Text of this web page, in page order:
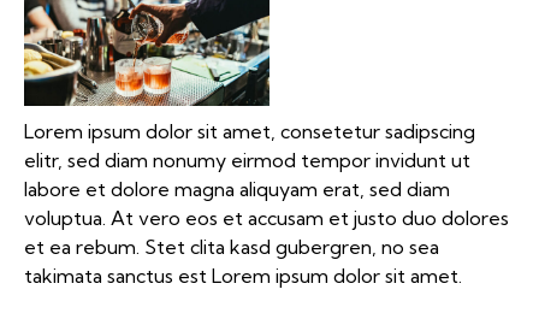
Lorem ipsum dolor sit amet, consetetur sadipscing
elitr, sed diam nonumy eirmod tempor invidunt ut
labore et dolore magna aliquyam erat, sed diam
voluptua. At vero eos et accusam et justo duo dolores
et ea rebum. Stet clita kasd gubergren, no sea
takimata sanctus est Lorem ipsum dolor sit amet.